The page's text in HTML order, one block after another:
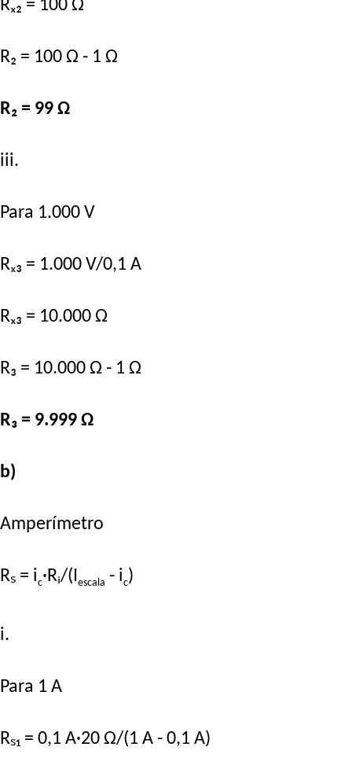
Rₓ₂ = 100 Ω
R₂ = 100 Ω - 1 Ω
R₂ = 99 Ω
iii.
Para 1.000 V
Rₓ₃ = 1.000 V/0,1 A
Rₓ₃ = 10.000 Ω
R₃ = 10.000 Ω - 1 Ω
R₃ = 9.999 Ω
b)
Amperímetro
Rₛ = ic·Rᵢ/(Iescala - ic)
i.
Para 1 A
Rₛ₁ = 0,1 A·20 Ω/(1 A - 0,1 A)